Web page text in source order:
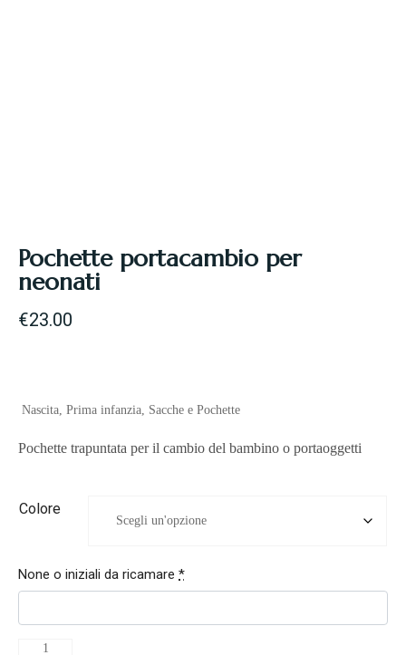
Pochette portacambio per
neonati
€23.00
Nascita, Prima infanzia, Sacche e Pochette
Pochette trapuntata per il cambio del bambino o portaoggetti
Colore
None o iniziali da ricamare *